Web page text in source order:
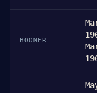
BOOMER